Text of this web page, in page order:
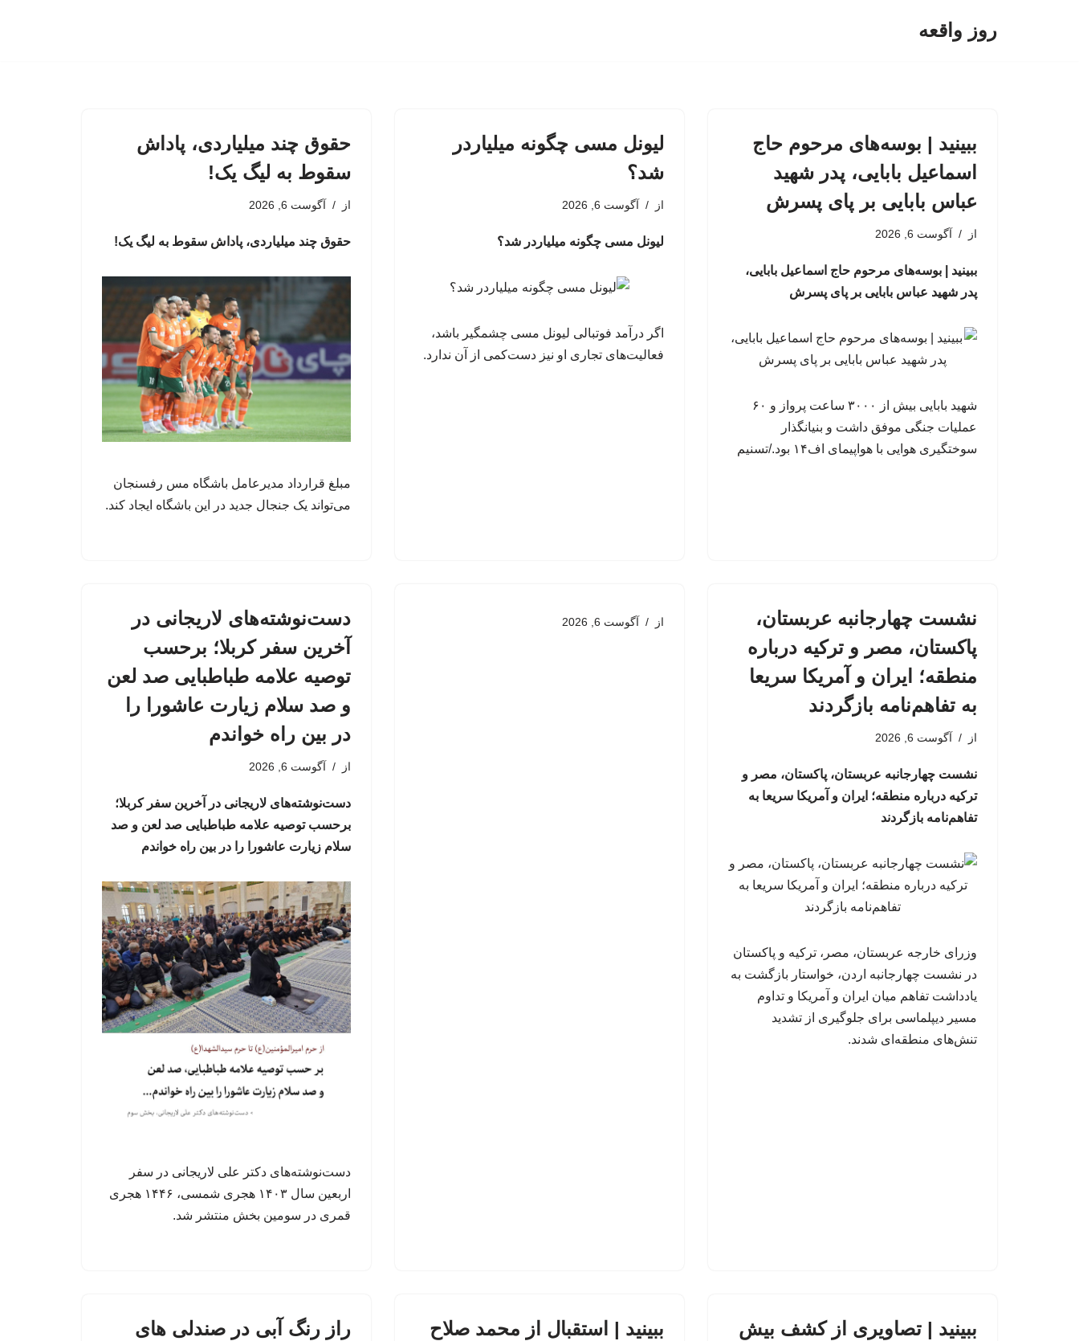
روز واقعه
ببینید | بوسه‌های مرحوم حاج
اسماعیل بابایی، پدر شهید
عباس بابایی بر پای پسرش
از آگوست 6, 2026
ببینید | بوسه‌های مرحوم حاج اسماعیل بابایی،
پدر شهید عباس بابایی بر پای پسرش
شهید بابایی بیش از ۳۰۰۰ ساعت پرواز و ۶۰
عملیات جنگی موفق داشت و بنیانگذار
سوختگیری هوایی با هواپیمای اف۱۴ بود./تسنیم
لیونل مسی چگونه میلیاردر
شد؟
از آگوست 6, 2026
لیونل مسی چگونه میلیاردر شد؟
اگر درآمد فوتبالی لیونل مسی چشمگیر باشد،
فعالیت‌های تجاری او نیز دست‌کمی از آن ندارد.
حقوق چند میلیاردی، پاداش
سقوط به لیگ یک!
از آگوست 6, 2026
حقوق چند میلیاردی، پاداش سقوط به لیگ یک!
مبلغ قرارداد مدیرعامل باشگاه مس رفسنجان
می‌تواند یک جنجال جدید در این باشگاه ایجاد کند.
نشست چهارجانبه عربستان،
پاکستان، مصر و ترکیه درباره
منطقه؛ ایران و آمریکا سریعا
به تفاهم‌نامه بازگردند
از آگوست 6, 2026
نشست چهارجانبه عربستان، پاکستان، مصر و
ترکیه درباره منطقه؛ ایران و آمریکا سریعا به
تفاهم‌نامه بازگردند
وزرای خارجه عربستان، مصر، ترکیه و پاکستان
در نشست چهارجانبه اردن، خواستار بازگشت به
یادداشت تفاهم میان ایران و آمریکا و تداوم
مسیر دیپلماسی برای جلوگیری از تشدید
تنش‌های منطقه‌ای شدند.
از آگوست 6, 2026
دست‌نوشته‌های لاریجانی در
آخرین سفر کربلا؛ برحسب
توصیه علامه طباطبایی صد لعن
و صد سلام زیارت عاشورا را
در بین راه خواندم
از آگوست 6, 2026
دست‌نوشته‌های لاریجانی در آخرین سفر کربلا؛
برحسب توصیه علامه طباطبایی صد لعن و صد
سلام زیارت عاشورا را در بین راه خواندم
دست‌نوشته‌های دکتر علی لاریجانی در سفر
اربعین سال ۱۴۰۳ هجری شمسی، ۱۴۴۶ هجری
قمری در سومین بخش منتشر شد.
ببینید | تصاویری از کشف بیش
ببینید | استقبال از محمد صلاح
راز رنگ آبی در صندلی های